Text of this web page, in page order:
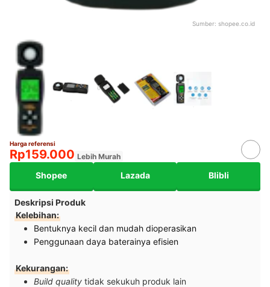
Sumber: shopee.co.id
Harga referensi
Rp159.000 Lebih Murah
Shopee Lazada Blibli
Deskripsi Produk
Kelebihan:
Bentuknya kecil dan mudah dioperasikan
Penggunaan daya baterainya efisien
Kekurangan:
Build quality tidak sekukuh produk lain